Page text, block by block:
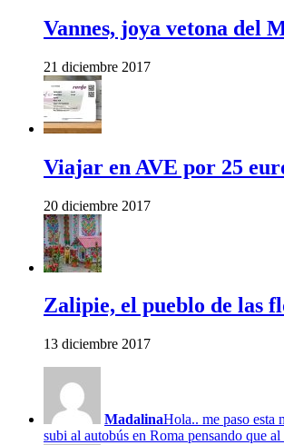
Vannes, joya vetona del
21 diciembre 2017
Viajar en AVE por 25
20 diciembre 2017
Zalipie, el pueblo de las
13 diciembre 2017
MadalinaHola.. me paso esta
subi al autobús en Roma pensando que al